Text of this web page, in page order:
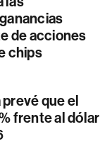
de acciones
chips
que el
frente al dólar